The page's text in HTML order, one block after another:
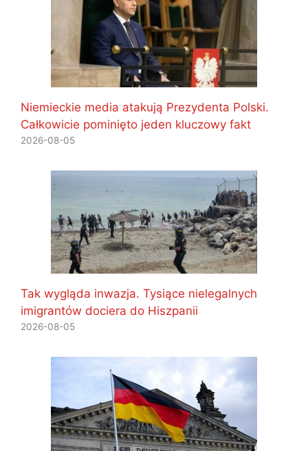
Niemieckie media atakują Prezydenta Polski.
Całkowicie pominięto jeden kluczowy fakt
2026-08-05
Tak wygląda inwazja. Tysiące nielegalnych
imigrantów dociera do Hiszpanii
2026-08-05